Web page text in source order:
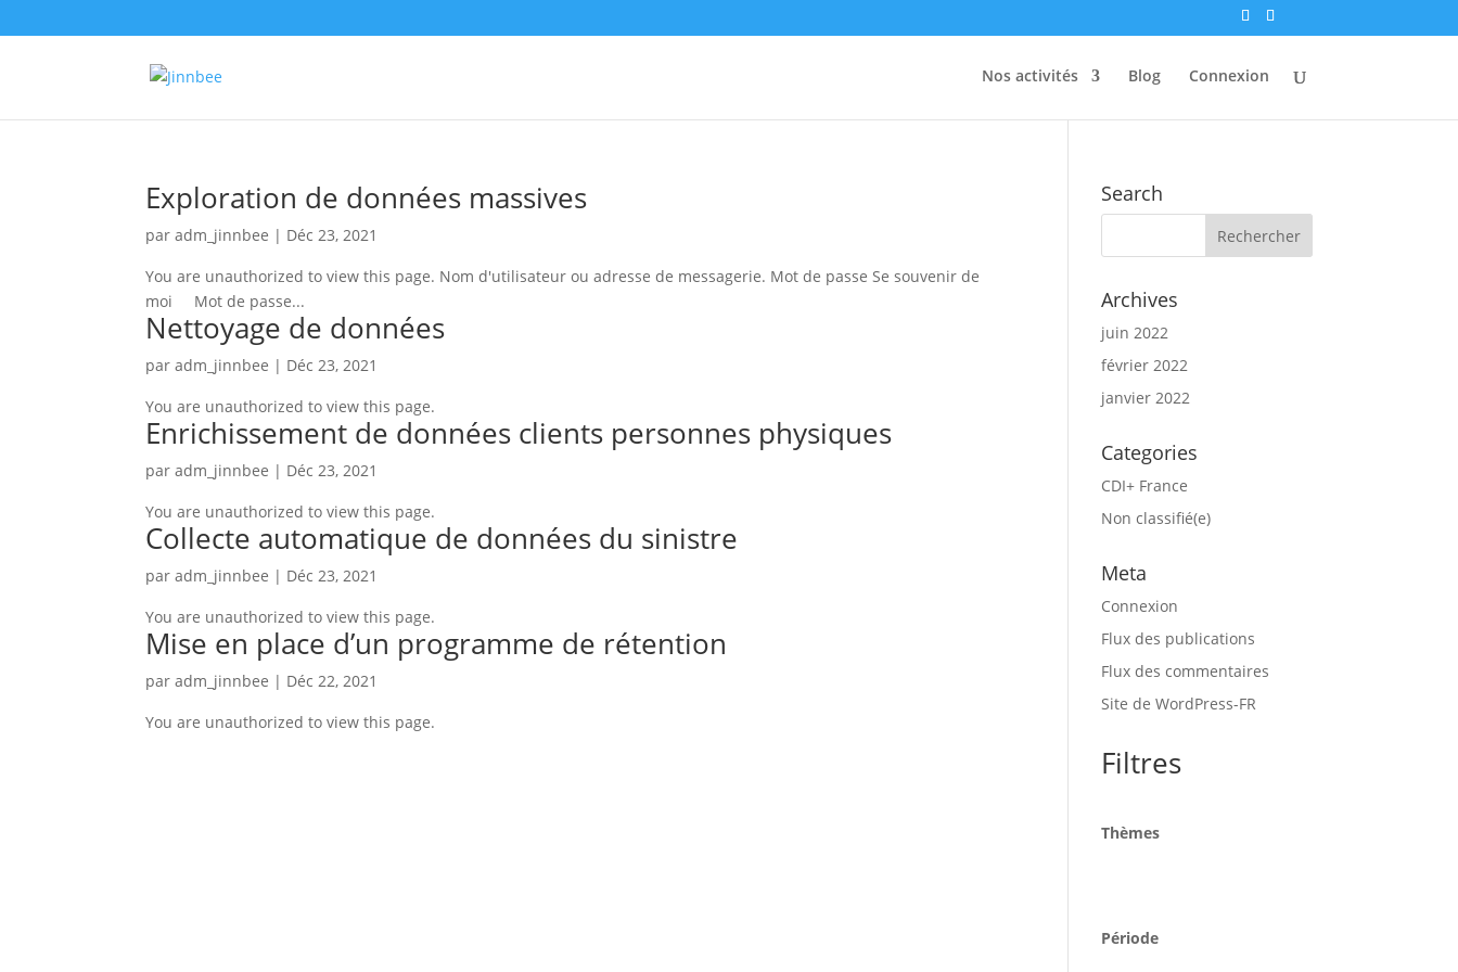
Nos activités Blog Connexion
Exploration de données massives
paradm_jinnbee | Déc 23, 2021
You are unauthorized to view this page. Nom d'utilisateur ou adresse de messagerie. Mot de passe Se souvenir de
moi Mot de passe...
Nettoyage de données
paradm_jinnbee | Déc 23, 2021
You are unauthorized to view this page.
Enrichissement de données clients personnes physiques
paradm_jinnbee | Déc 23, 2021
You are unauthorized to view this page.
Collecte automatique de données du sinistre
paradm_jinnbee | Déc 23, 2021
You are unauthorized to view this page.
Mise en place d’un programme de rétention
paradm_jinnbee | Déc 22, 2021
You are unauthorized to view this page.
Search
Archives
juin 2022
février 2022
janvier 2022
Categories
CDI+ France
Non classifié(e)
Meta
Connexion
Flux des publications
Flux des commentaires
Site de WordPress-FR
Filtres
Thèmes
Période